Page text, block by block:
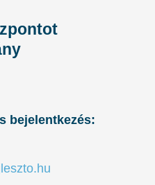
bejelentkezés: